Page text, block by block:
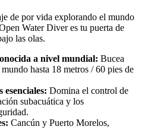
de por vida explorando el mundo
Water Diver es tu puerta de
las olas.
a nivel mundial: Bucea
hasta 18 metros / 60 pies de
Domina el control de
subacuática y los
Cancún y Puerto Morelos,